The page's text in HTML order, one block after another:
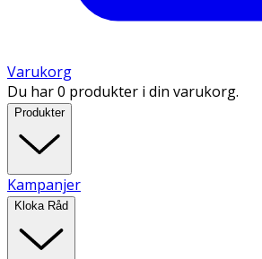
Varukorg
Du har 0 produkter i din varukorg.
Produkter
Kampanjer
Kloka Råd